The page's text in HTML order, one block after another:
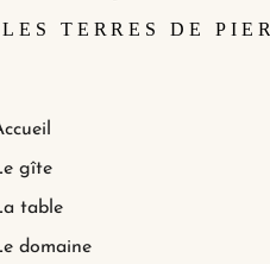
gîte
table
domaine